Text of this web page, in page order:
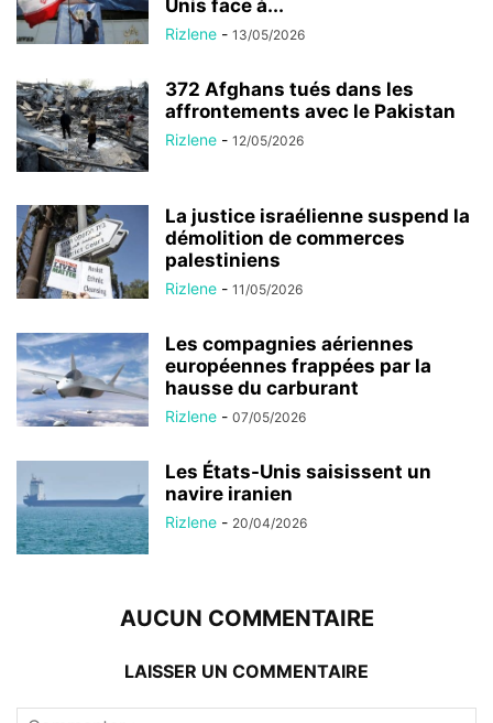
Unis face à...
Rizlene - 13/05/2026
372 Afghans tués dans les
affrontements avec le Pakistan
Rizlene - 12/05/2026
La justice israélienne suspend la
démolition de commerces
palestiniens
Rizlene - 11/05/2026
Les compagnies aériennes
européennes frappées par la
hausse du carburant
Rizlene - 07/05/2026
Les États-Unis saisissent un
navire iranien
Rizlene - 20/04/2026
AUCUN COMMENTAIRE
LAISSER UN COMMENTAIRE